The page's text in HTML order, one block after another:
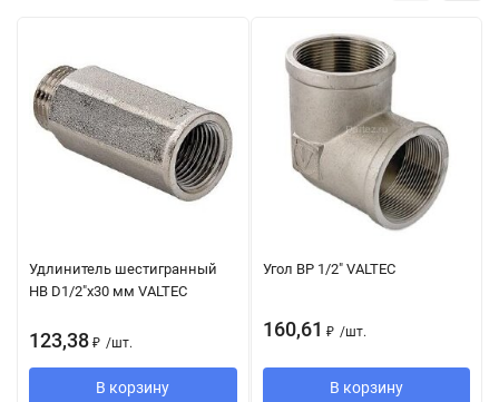
Удлинитель шестигранный
НВ D1/2"x30 мм VALTEC
123,38 ₽ /шт.
В корзину
Угол ВР 1/2" VALTEC
160,61 ₽ /шт.
В корзину